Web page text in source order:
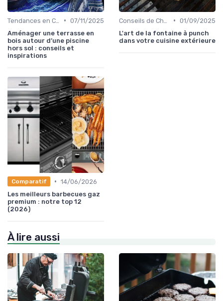
• 07/11/2025
Aménager une terrasse en
bois autour d’une piscine
hors sol : conseils et
inspirations
• 01/09/2025
L'art de la fontaine à punch
dans votre cuisine extérieure
Comparatif • 14/06/2026
Les meilleurs barbecues gaz
premium : notre top 12
(2026)
À lire aussi